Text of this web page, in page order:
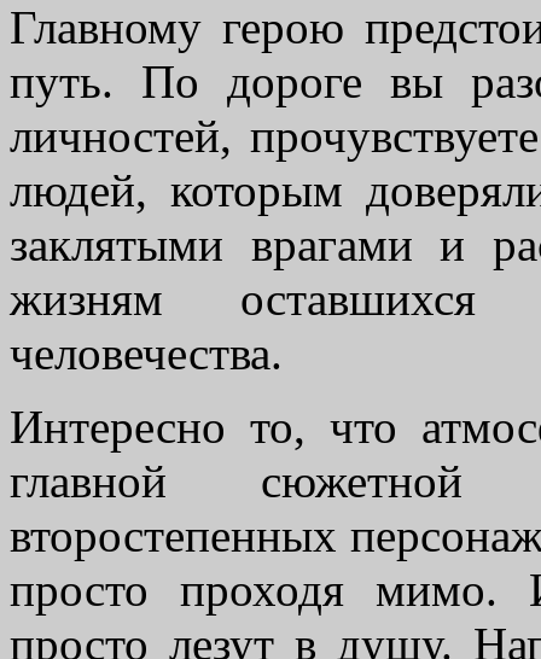
Главному герою
путь. По дороге вы
личностей,
людей, которым
заклятыми врагами и
жизням оставшихся
человечества.
Интересно то, что
главной сюжетной
второстепенных
просто проходя мимо.
просто лезут в душу.